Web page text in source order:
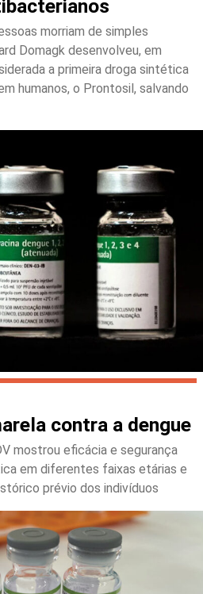
morriam de simples
Domagk desenvolveu, em
a primeira droga sintética
humanos, o Prontosil, salvando
contra a dengue
mostrou eficácia e segurança
em diferentes faixas etárias e
prévio dos indivíduos